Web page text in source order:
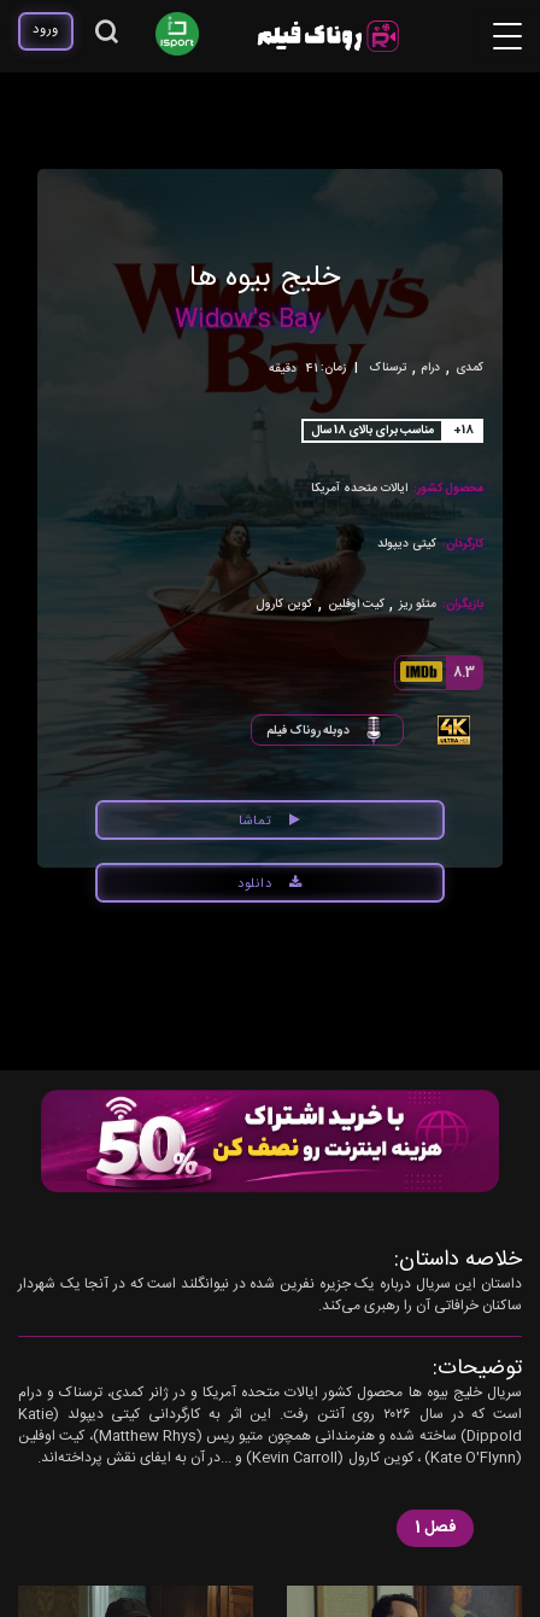
ورود
خلیج بیوه ها
Widow's Bay
کمدی , درام , ترسناک | زمان: 41 دقیقه
+18 مناسب برای بالای 18 سال
محصول کشور: ایالات متحده آمریکا
کارگردان: کیتی دیپولد
بازیگران: متئو ریز , کیت اوفلین , کوین کارول
8.3
دوبله روناک فیلم
تماشا
دانلود
خلاصه داستان:
داستان این سریال درباره یک جزیره نفرین شده در نیوانگلند است که در آنجا یک شهردار
ساکنان خرافاتی آن را رهبری می‌کند.
توضیحات:
سریال خلیج بیوه ها محصول کشور ایالات متحده آمریکا و در ژانر کمدی، ترسناک و درام
است که در سال ۲۰۲6 روی آنتن رفت. این اثر به کارگردانی کیتی دیپولد (Katie
Dippold) ساخته شده و هنرمندانی همچون متیو ریس (Matthew Rhys)، کیت اوفلین
(Kate O'Flynn) ، کوین کارول (Kevin Carroll) و ...در آن به ایفای نقش پرداخته‌اند.
فصل 1